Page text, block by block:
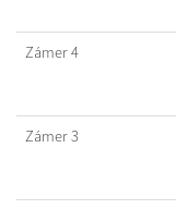
Zámer 4
Zámer 3